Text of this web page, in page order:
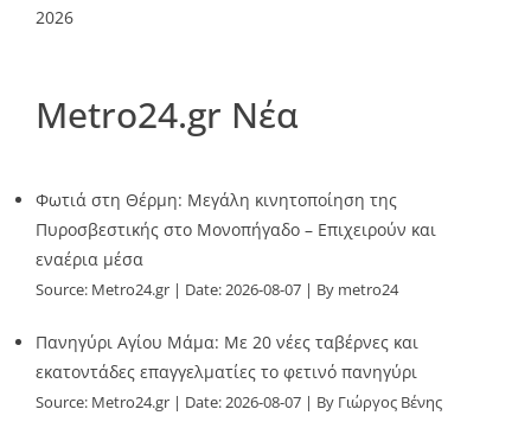
2026
Metro24.gr Νέα
Φωτιά στη Θέρμη: Μεγάλη κινητοποίηση της
Πυροσβεστικής στο Μονοπήγαδο – Επιχειρούν και
εναέρια μέσα
Source: Metro24.gr Date: 2026-08-07 By metro24
Πανηγύρι Αγίου Μάμα: Με 20 νέες ταβέρνες και
εκατοντάδες επαγγελματίες το φετινό πανηγύρι
Source: Metro24.gr Date: 2026-08-07 By Γιώργος Βένης